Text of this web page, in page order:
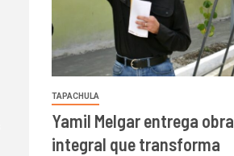
TAPACHULA
Yamil Melgar entrega obra
integral que transforma